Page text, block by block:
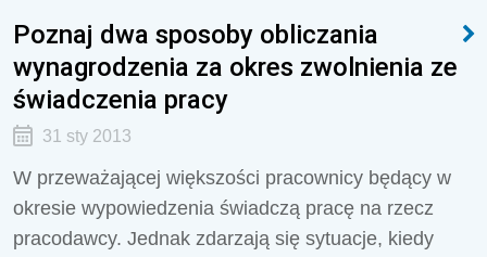
Poznaj dwa sposoby obliczania
wynagrodzenia za okres zwolnienia ze
świadczenia pracy
31 sty 2013
W przeważającej większości pracownicy będący w
okresie wypowiedzenia świadczą pracę na rzecz
pracodawcy. Jednak zdarzają się sytuacje, kiedy